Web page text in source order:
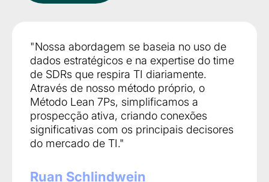
"Nossa abordagem se baseia no uso de
dados estratégicos e na expertise do time
de SDRs que respira TI diariamente.
Através de nosso método próprio, o
Método Lean 7Ps, simplificamos a
prospecção ativa, criando conexões
significativas com os principais decisores
do mercado de TI."
Ruan Schlindwein